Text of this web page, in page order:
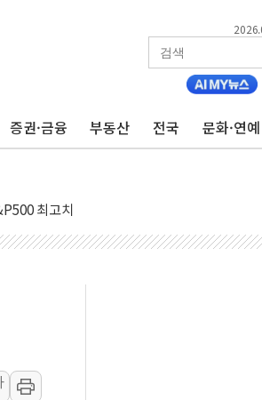
증권·금융 부동산 전국 문화·연예
전 vs 정청래 격차 확대'
최고치
소명" 요구
스라엘·이란 위협에 맞설 자체 억지력 강화
주"
'올스톱'… 美 해상봉쇄 영향